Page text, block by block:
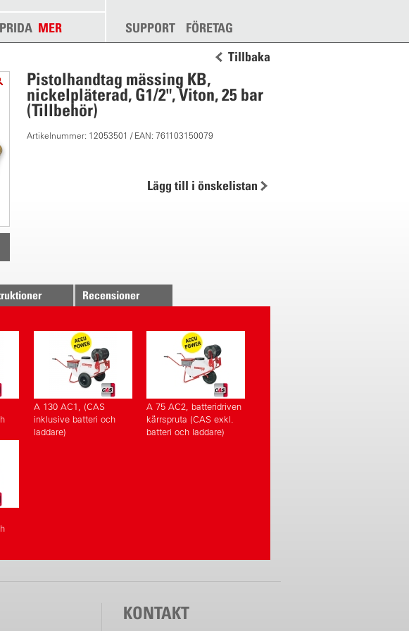
MER SUPPORT FÖRETAG
Tillbaka
Pistolhandtag mässing KB,
nickelpläterad, G1/2", Viton, 25 bar
(Tillbehör)
Artikelnummer: 12053501 / EAN: 761103150079
Lägg till i önskelistan
Recensioner
A 130 AC1, (CAS
inklusive batteri och
laddare)
A 75 AC2, batteridriven
kärrspruta (CAS exkl.
batteri och laddare)
KONTAKT